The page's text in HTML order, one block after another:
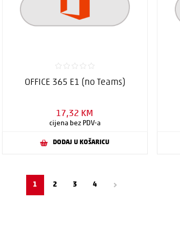
OFFICE 365 E1 (no Teams)
17,32 KM
cijena bez PDV-a
DODAJ U KOŠARICU
1 2 3 4